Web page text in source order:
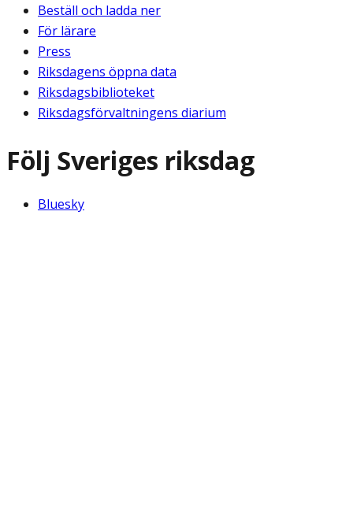
Beställ och ladda ner
För lärare
Press
Riksdagens öppna data
Riksdagsbiblioteket
Riksdagsförvaltningens diarium
Följ Sveriges riksdag
Bluesky